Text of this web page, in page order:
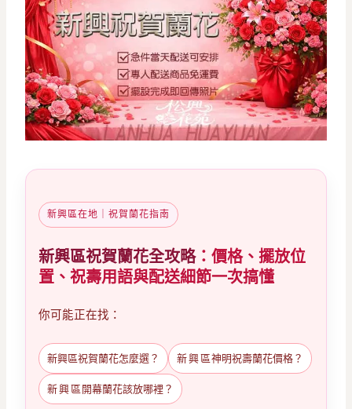
新興區在地｜祝賀蘭花指南
新興區祝賀蘭花全攻略：價格、擺放位
置、祝壽用語與配送細節一次搞懂
你可能正在找：
新興區祝賀蘭花怎麼選？ 新興區神明祝壽蘭花價格？
新興區 開幕蘭花該放哪裡？